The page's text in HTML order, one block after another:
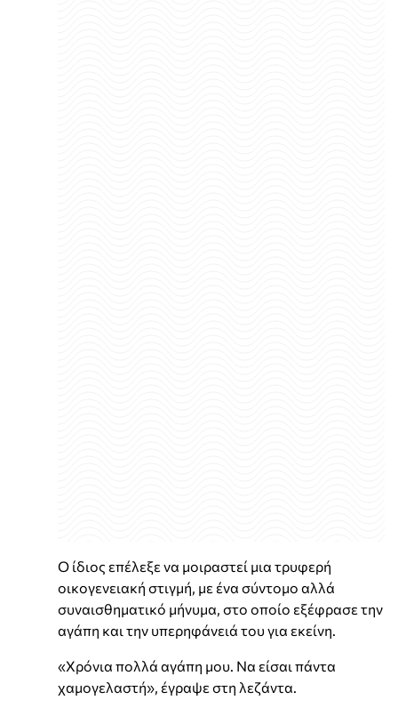
Ο ίδιος επέλεξε να μοιραστεί μια τρυφερή
οικογενειακή στιγμή, με ένα σύντομο αλλά
συναισθηματικό μήνυμα, στο οποίο εξέφρασε την
αγάπη και την υπερηφάνειά του για εκείνη.
«Χρόνια πολλά αγάπη μου. Να είσαι πάντα
χαμογελαστή», έγραψε στη λεζάντα.